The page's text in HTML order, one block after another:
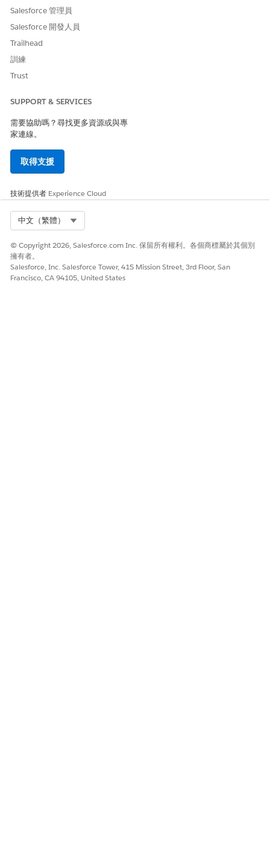
Salesforce 管理員
Salesforce 開發人員
Trailhead
訓練
Trust
SUPPORT & SERVICES
需要協助嗎？尋找更多資源或與專
家連線。
取得支援
技術提供者 Experience Cloud
中文（繁體）
© Copyright 2026, Salesforce.com Inc. 保留所有權利。各個商標屬於其個別
擁有者。
Salesforce, Inc. Salesforce Tower, 415 Mission Street, 3rd Floor, San
Francisco, CA 94105, United States